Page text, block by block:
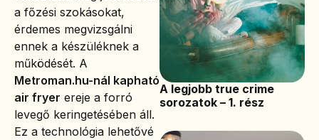
a főzési szokásokat,
érdemes megvizsgálni
ennek a készüléknek a
működését. A
Metroman.hu-nál kapható
air fryer ereje a forró
levegő keringetésében áll.
Ez a technológia lehetővé
A legjobb true crime
sorozatok – 1. rész